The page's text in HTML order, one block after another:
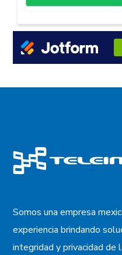
Somos una empresa
experiencia brindando
integridad y privacidad de